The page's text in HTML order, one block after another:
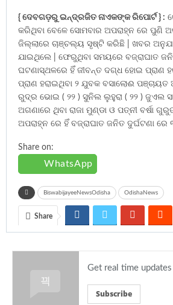
{ ଦେବଗଡ଼ରୁ ଇନ୍ଦ୍ରଜିତ ନାଏକଙ୍କ ରିପୋର୍ଟ } :
କରିଥିବା ବେଳେ ସୋମବାର ଅପରାହ୍ନ ରେ
ଜିଲ୍ଲାରେ ଚାଞ୍ଚଲ୍ୟ ସୃଷ୍ଟି କରିଛି | ଖବର
ଯାଇଥିଲେ | ଫେରୁଥିବା ସମୟରେ ବଜ୍ରାଘାତ
ଘଟଣାସ୍ଥଳରେ ହିଁ ଜୀବନ୍ତ ଦଗ୍ଧ ହୋଇ ପ୍ରାଣ
ପ୍ରାଣ ହରାଇଥିବା ୨ ଯୁବକ ବସାଲୋଈ
ରୁଦ୍ର ଭୋଇ ( ୨୨ ) ସୁନିଲ ଲୁହୁରା ( ୨୨ ) ଜୁଏଲ
ଅଗଣାରେ ଥିବା ରାଜା ମୁଣ୍ଡା ଓ ପତ୍ନୀ ବର୍ଷା
ଅପରାହ୍ନ ରେ ହିଁ ବଜ୍ରାଘାତ ଜନିତ ଦୁର୍ଘଟଣା
Share on:
WhatsApp
BiswabijayeeNewsOdisha OdishaNews
Share
Get real time
Subscribe